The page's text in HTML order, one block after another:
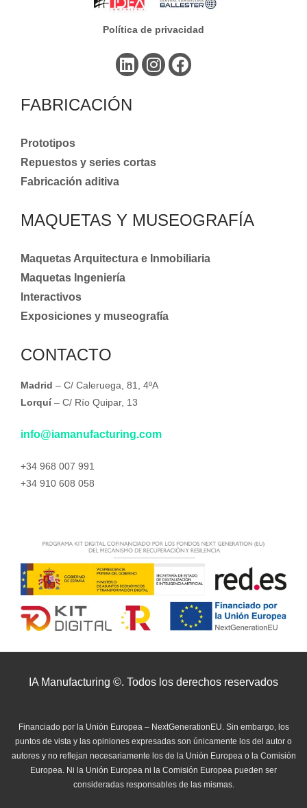
Política de privacidad
FABRICACIÓN
Prototipos
Repuestos y series cortas
Fabricación aditiva
MAQUETAS Y MUSEOGRAFÍA
Maquetas Arquitectura e Inmobiliaria
Maquetas Ingeniería
Interactivos
Exposiciones y museografía
CONTACTO
Madrid – C/ Caleruega, 81, 4ºA
Lorquí– C/ Río Quipar, 13
info@iamanufacturing.com
+34 968 007 991
+34 910 608 058
IA Manufacturing ©. Todos los derechos reservados
Financiado por la Unión Europea – NextGenerationEU. Sin embargo, los
puntos de vista y las opiniones expresadas son únicamente los del autor o
autores y no reflejan necesariamente los de la Unión Europea o la Comisión
Europea. Ni la Unión Europea ni la Comisión Europea pueden ser
consideradas responsables de las mismas.